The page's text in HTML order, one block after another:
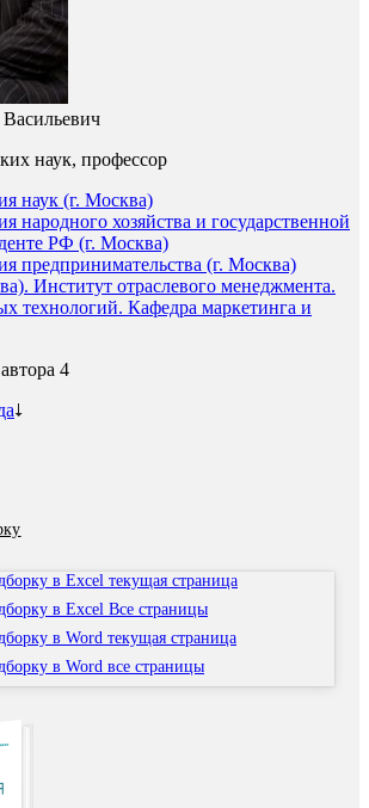
наук, профессор
наук (г. Москва)
народного хозяйства и государственной
РФ (г. Москва)
предпринимательства (г. Москва)
Институт отраслевого менеджмента.
технологий. Кафедра маркетинга и
4
в Excel текущая страница
в Excel Все страницы
в Word текущая страница
в Word все страницы